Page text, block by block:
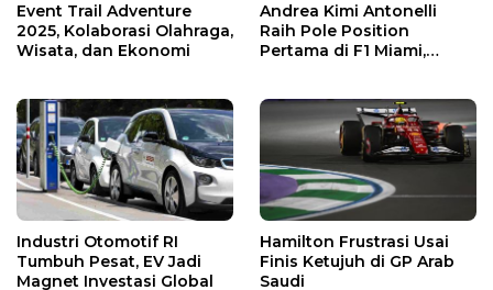
Event Trail Adventure
2025, Kolaborasi Olahraga,
Wisata, dan Ekonomi
Andrea Kimi Antonelli
Raih Pole Position
Pertama di F1 Miami,
Industri Otomotif RI
Tumbuh Pesat, EV Jadi
Magnet Investasi Global
Hamilton Frustrasi Usai
Finis Ketujuh di GP Arab
Saudi